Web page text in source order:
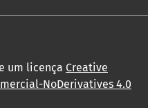
um licença Creative
NoDerivatives 4.0